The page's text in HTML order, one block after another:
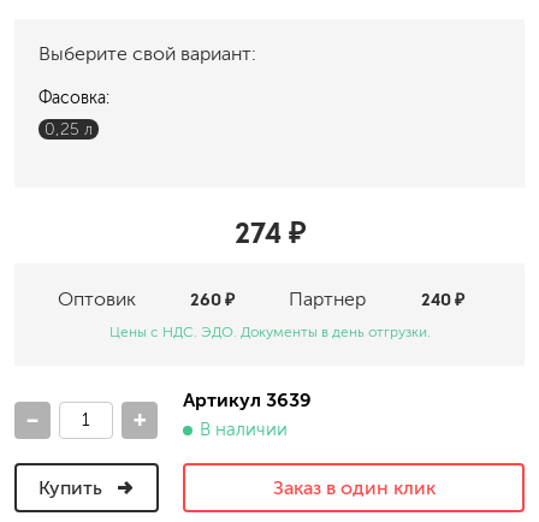
Выберите свой вариант:
Фасовка:
0,25 л
274 ₽
Оптовик Партнер
260 ₽ 240 ₽
Цены с НДС. ЭДО. Документы в день отгрузки.
- +
Артикул 3639
В наличии
Купить Заказ в один клик